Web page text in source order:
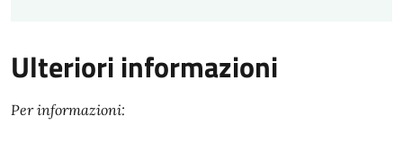
Ulteriori informazioni
Per informazioni: